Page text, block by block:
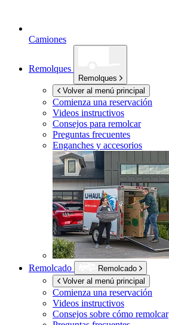
Camiones
Remolques
Remolques
Volver al menú principal
Comienza una reservación
Videos instructivos
Consejos para remolcar
Preguntas frecuentes
Enganches y accesorios
Remolcado
Remolcado
Volver al menú principal
Comienza una reservación
Videos instructivos
Consejos sobre cómo remolcar